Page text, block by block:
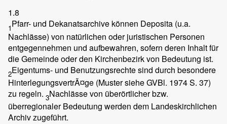
1.8
1Pfarr- und Dekanatsarchive können Deposita (u.a.
Nachlässe) von natürlichen oder juristischen Personen
entgegennehmen und aufbewahren, sofern deren Inhalt für
die Gemeinde oder den Kirchenbezirk von Bedeutung ist.
2Eigentums- und Benutzungsrechte sind durch besondere
HinterlegungsvertrÃ¤ge (Muster siehe GVBl. 1974 S. 37)
zu regeln. 3Nachlässe von überörtlicher bzw.
überregionaler Bedeutung werden dem Landeskirchlichen
Archiv zugeführt.